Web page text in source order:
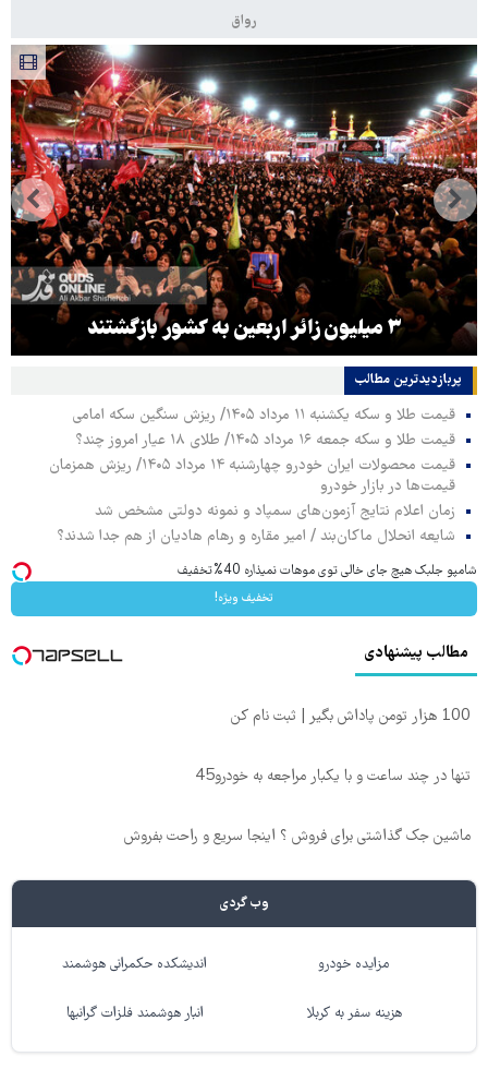
رواق
۳ میلیون زائر اربعین به کشور بازگشتند
پربازدیدترین‌ مطالب
قیمت طلا و سکه یکشنبه ۱۱ مرداد ۱۴۰۵/ ریزش سنگین سکه امامی
قیمت طلا و سکه جمعه ۱۶ مرداد ۱۴۰۵/ طلای ۱۸ عیار امروز چند؟
قیمت محصولات ایران خودرو چهارشنبه ۱۴ مرداد ۱۴۰۵/ ریزش همزمان
قیمت‌ها در بازار خودرو
زمان اعلام نتایج آزمون‌های سمپاد و نمونه دولتی مشخص شد
شایعه انحلال ماکان‌بند / امیر مقاره و رهام هادیان از هم جدا شدند؟
شامپو جلبک هیچ جای خالی توی موهات نمیذاره 40%تخفیف
تخفیف ویژه!
مطالب پیشنهادی
100 هزار تومن پاداش بگیر | ثبت نام کن
تنها در چند ساعت و با یکبار مراجعه به خودرو45
ماشین جک گذاشتی برای فروش ؟ اینجا سریع و راحت بفروش
وب گردی
مزایده خودرو اندیشکده حکمرانی هوشمند
هزینه سفر به کربلا انبار هوشمند فلزات گرانبها